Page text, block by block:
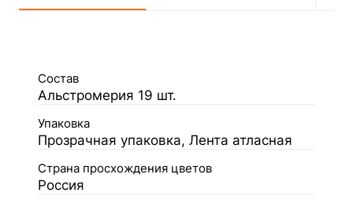
Состав
Альстромерия 19 шт.
Упаковка
Прозрачная упаковка, Лента атласная
Страна просхождения цветов
Россия